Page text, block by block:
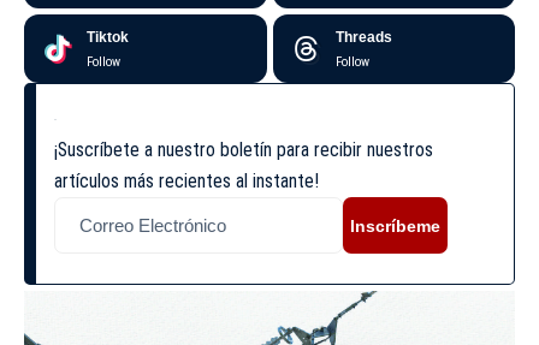
Tiktok
Follow
Threads
Follow
¡Suscríbete a nuestro boletín para recibir nuestros
artículos más recientes al instante!
Inscríbeme